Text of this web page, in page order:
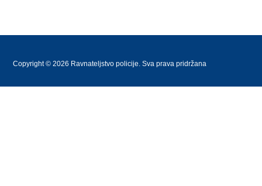
Copyright © 2026 Ravnateljstvo policije. Sva prava pridržana